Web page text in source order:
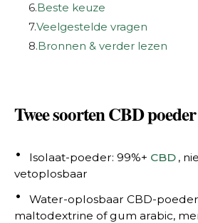
6.Beste keuze
7.Veelgestelde vragen
8.Bronnen & verder lezen
Twee soorten CBD poeder
Isolaat-poeder: 99%+ CBD ,
vetoplosbaar
Water-oplosbaar CBD-
maltodextrine of gum arabic,